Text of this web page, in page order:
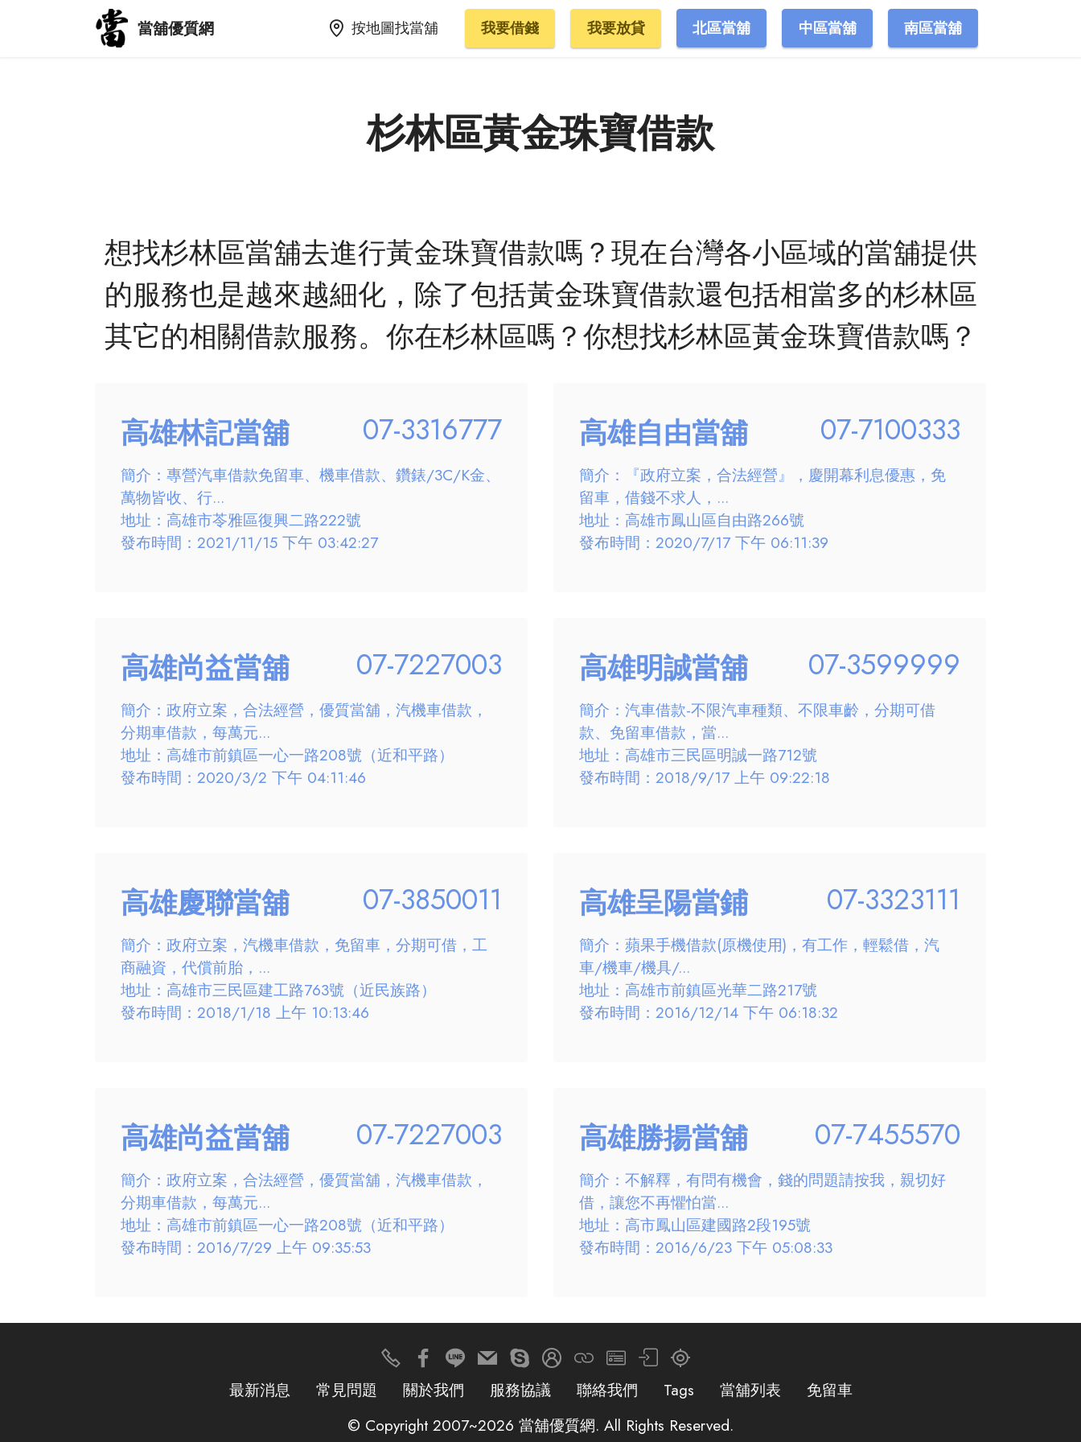
當舖優質網 按地圖找當舖 我要借錢 我要放貸 北區當舖 中區當舖 南區當舖
杉林區黃金珠寶借款
想找杉林區當舖去進行黃金珠寶借款嗎？現在台灣各小區域的當舖提供
的服務也是越來越細化，除了包括黃金珠寶借款還包括相當多的杉林區
其它的相關借款服務。你在杉林區嗎？你想找杉林區黃金珠寶借款嗎？
高雄林記當舖 07-3316777
簡介：專營汽車借款免留車、機車借款、鑽錶/3C/K金、
萬物皆收、行...
地址：高雄市苓雅區復興二路222號
發布時間：2021/11/15 下午 03:42:27
高雄自由當舖 07-7100333
簡介：『政府立案，合法經營』，慶開幕利息優惠，免
留車，借錢不求人，...
地址：高雄市鳳山區自由路266號
發布時間：2020/7/17 下午 06:11:39
高雄尚益當舖 07-7227003
簡介：政府立案，合法經營，優質當舖，汽機車借款，
分期車借款，每萬元...
地址：高雄市前鎮區一心一路208號（近和平路）
發布時間：2020/3/2 下午 04:11:46
高雄明誠當舖 07-3599999
簡介：汽車借款-不限汽車種類、不限車齡，分期可借
款、免留車借款，當...
地址：高雄市三民區明誠一路712號
發布時間：2018/9/17 上午 09:22:18
高雄慶聯當舖 07-3850011
簡介：政府立案，汽機車借款，免留車，分期可借，工
商融資，代償前胎，...
地址：高雄市三民區建工路763號（近民族路）
發布時間：2018/1/18 上午 10:13:46
高雄呈陽當鋪 07-3323111
簡介：蘋果手機借款(原機使用)，有工作，輕鬆借，汽
車/機車/機具/...
地址：高雄市前鎮區光華二路217號
發布時間：2016/12/14 下午 06:18:32
高雄尚益當舖 07-7227003
簡介：政府立案，合法經營，優質當舖，汽機車借款，
分期車借款，每萬元...
地址：高雄市前鎮區一心一路208號（近和平路）
發布時間：2016/7/29 上午 09:35:53
高雄勝揚當舖 07-7455570
簡介：不解釋，有問有機會，錢的問題請按我，親切好
借，讓您不再懼怕當...
地址：高市鳳山區建國路2段195號
發布時間：2016/6/23 下午 05:08:33
最新消息 常見問題 關於我們 服務協議 聯絡我們 Tags 當舖列表
免留車
© Copyright 2007~2026 當舖優質網. All Rights Reserved.